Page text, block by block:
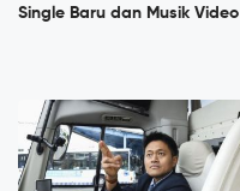
Single Baru dan Musik Video